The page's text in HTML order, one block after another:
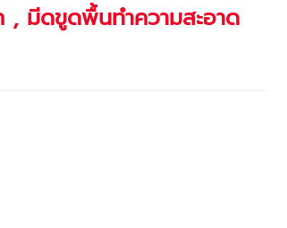
, มีดขูดพื้นทำความสะอาด